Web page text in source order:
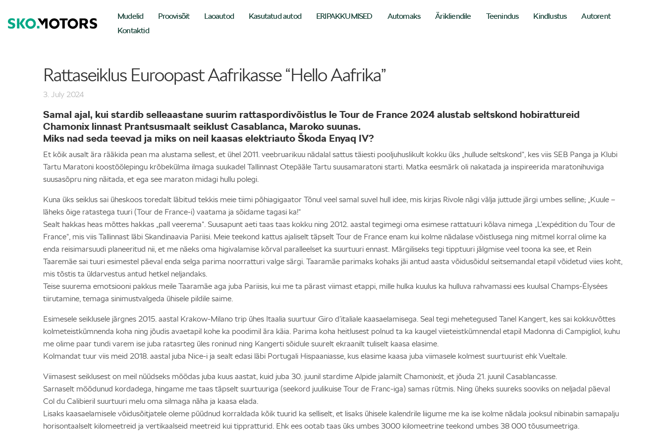
Mudelid Proovisõit Laoautod Kasutatud autod ERIPAKKUMISED Automaks Ärikliendile Teenindus Kindlustus
Autorent
Kontaktid
Rattaseiklus Euroopast Aafrikasse “Hello Aafrika”
3. July 2024
Samal ajal, kui stardib selleaastane suurim rattaspordivõistlus le Tour de France 2024 alustab seltskond hobirattureid
Chamonix linnast Prantsusmaalt seiklust Casablanca, Maroko suunas.
Miks nad seda teevad ja miks on neil kaasas elektriauto Škoda Enyaq IV?
Et kõik ausalt ära rääkida pean ma alustama sellest, et ühel 2011. veebruarikuu nädalal sattus täiesti pooljuhuslikult kokku üks „hullude seltskond“, kes viis SEB Panga ja Klubi
Tartu Maratoni koostöölepingu krõbekülma ilmaga suukadel Tallinnast Otepääle Tartu suusamaratoni starti. Matka eesmärk oli nakatada ja inspireerida maratonihuviga
suusasõpru ning näitada, et ega see maraton midagi hullu polegi.
Kuna üks seiklus sai üheskoos toredalt läbitud tekkis meie tiimi põhiagigaator Tõnul veel samal suvel hull idee, mis kirjas Rivole nägi välja juttude järgi umbes selline; „Kuule –
läheks õige ratastega tuuri (Tour de France-i) vaatama ja sõidame tagasi ka!“
Sealt hakkas heas mõttes hakkas „pall veerema“. Suusapunt aeti taas taas kokku ning 2012. aastal tegimegi oma esimese rattatuuri kõlava nimega „L’expédition du Tour de
France“, mis viis Tallinnast läbi Skandinaavia Pariisi. Meie teekond kattus ajaliselt täpselt Tour de France enam kui kolme nädalase võistlusega ning mitmel korral olime ka
enda reisimarsuudi planeeritud nii, et me näeks oma higivalamise kõrval paralleelset ka suurtuuri ennast. Märgiliseks tegi tipptuuri jälgmise veel toona ka see, et Rein
Taaremäe sai tuuri esimestel päeval enda selga parima noorratturi valge särgi. Taaramäe parimaks kohaks jäi antud aasta võidusõidul seitsemandal etapil võidetud viies koht,
mis tõstis ta üldarvestus antud hetkel neljandaks.
Teise suurema emotsiooni pakkus meile Taaramäe aga juba Pariisis, kui me ta pärast viimast etappi, mille hulka kuulus ka hulluva rahvamassi ees kuulsal Champs-Élysées
tiirutamine, temaga sinimustvalgeda ühisele pildile saime.
Esimesele seiklusele järgnes 2015. aastal Krakow-Milano trip ühes Itaalia suurtuur Giro d’italiale kaasaelamisega. Seal tegi mehetegused Tanel Kangert, kes sai kokkuvõttes
kolmeteistkümnenda koha ning jõudis avaetapil kohe ka poodimil ära käia. Parima koha heitlusest polnud ta ka kaugel viieteistkümnendal etapil Madonna di Campigliol, kuhu
me olime paar tundi varem ise juba ratasrteg üles roninud ning Kangerti sõidule suurelt ekraanilt tuliselt kaasa elasime.
Kolmandat tuur viis meid 2018. aastal juba Nice-i ja sealt edasi läbi Portugali Hispaaniasse, kus elasime kaasa juba viimasele kolmest suurtuurist ehk Vueltale.
Viimasest seiklusest on meil nüüdseks möödas juba kuus aastat, kuid juba 30. juunil stardime Alpide jalamilt Chamonix`st, et jõuda 21. juunil Casablancasse.
Sarnaselt möödunud kordadega, hingame me taas täpselt suurtuuriga (seekord juulikuise Tour de Franc-iga) samas rütmis. Ning üheks suureks sooviks on neljadal päeval
Col du Calibieril suurtuuri melu oma silmaga näha ja kaasa elada.
Lisaks kaasaelamisele võidusõitjatele oleme püüdnud korraldada kõik tuurid ka selliselt, et lisaks ühisele kalendrile liigume me ka ise kolme nädala jooksul nibinabin samapalju
horisontaalselt kilomeetreid ja vertikaalseid meetreid kui tippratturid. Ehk ees ootab taas üks umbes 3000 kilomeetrine teekond umbes 38 000 tõusumeetriga.